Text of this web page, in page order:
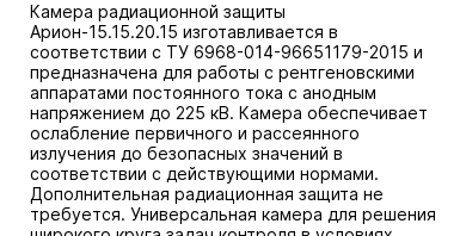
Камера радиационной защиты
Арион-15.15.20.15 изготавливается в
соответствии с ТУ 6968-014-96651179-2015 и
предназначена для работы с рентгеновскими
аппаратами постоянного тока с анодным
напряжением до 225 кВ. Камера обеспечивает
ослабление первичного и рассеянного
излучения до безопасных значений в
соответствии с действующими нормами.
Дополнительная радиационная защита не
требуется. Универсальная камера для решения